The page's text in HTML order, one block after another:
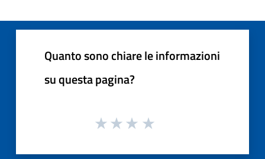
Quanto sono chiare le informazioni
su questa pagina?